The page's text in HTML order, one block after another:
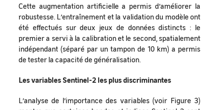
Cette augmentation artificielle a permis d’améliorer la
robustesse. L’entraînement et la validation du modèle ont
été effectués sur deux jeux de données distincts : le
premier a servi à la calibration et le second, spatialement
indépendant (séparé par un tampon de 10 km) a permis
de tester la capacité de généralisation.
Les variables Sentinel-2 les plus discriminantes
L’analyse de l’importance des variables (voir Figure 3)